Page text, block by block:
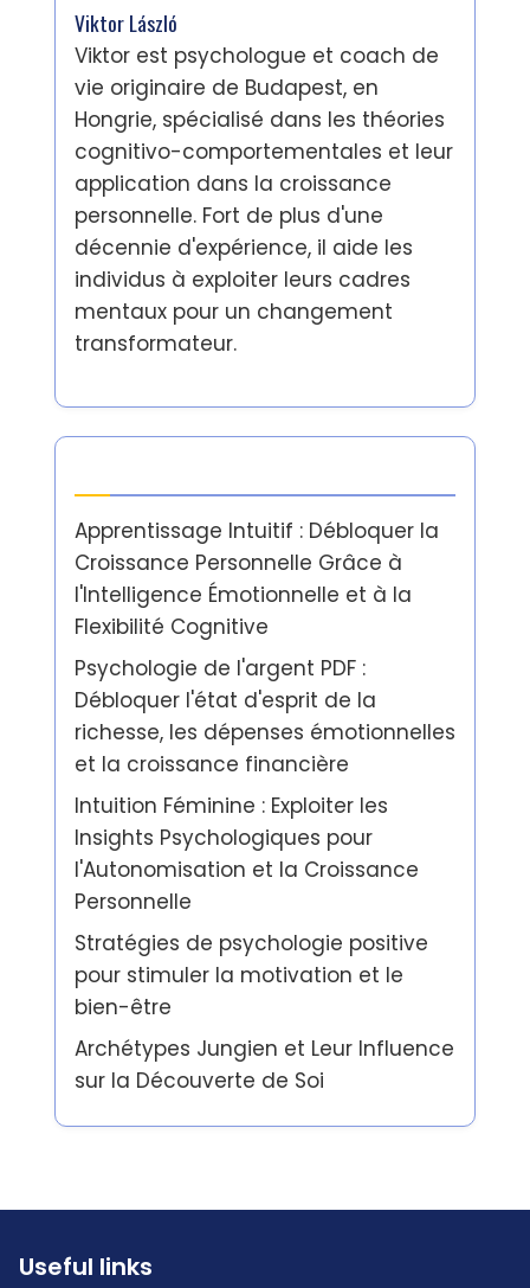
Viktor László
Viktor est psychologue et coach de
vie originaire de Budapest, en
Hongrie, spécialisé dans les théories
cognitivo-comportementales et leur
application dans la croissance
personnelle. Fort de plus d'une
décennie d'expérience, il aide les
individus à exploiter leurs cadres
mentaux pour un changement
transformateur.
Apprentissage Intuitif : Débloquer la
Croissance Personnelle Grâce à
l'Intelligence Émotionnelle et à la
Flexibilité Cognitive
Psychologie de l'argent PDF :
Débloquer l'état d'esprit de la
richesse, les dépenses émotionnelles
et la croissance financière
Intuition Féminine : Exploiter les
Insights Psychologiques pour
l'Autonomisation et la Croissance
Personnelle
Stratégies de psychologie positive
pour stimuler la motivation et le
bien-être
Archétypes Jungien et Leur Influence
sur la Découverte de Soi
Useful links